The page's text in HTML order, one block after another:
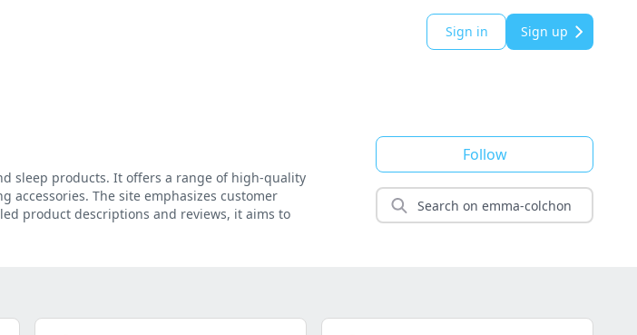
Sign in Sign up
sleep products. It offers a range of high-quality
The site emphasizes customer
product descriptions and reviews, it aims to
Follow